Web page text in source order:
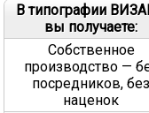
В типографии
вы получаете:
Собственное
производство —
посредников, без
наценок